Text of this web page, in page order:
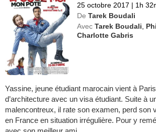
25 octobre 2017 | 1h
De Tarek Boudali
Avec Tarek Boudali
Charlotte Gabris
Yassine, jeune étudiant marocain vient à
d’architecture avec un visa étudiant. Suite à
malencontreux, il rate son examen, perd son
en France en situation irrégulière. Pour y